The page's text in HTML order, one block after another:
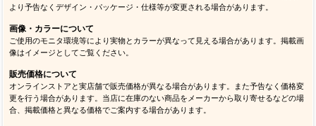
より予告なくデザイン・パッケージ・仕様等が変更される場合があります。
画像・カラーについて
ご使用のモニタ環境等により実物とカラーが異なって見える場合があります。掲載画
像はイメージとしてご覧ください。
販売価格について
オンラインストアと実店舗で販売価格が異なる場合があります。また予告なく価格変
更を行う場合があります。当店に在庫のない商品をメーカーから取り寄せるなどの場
合、掲載価格と異なる価格でご案内する場合があります。